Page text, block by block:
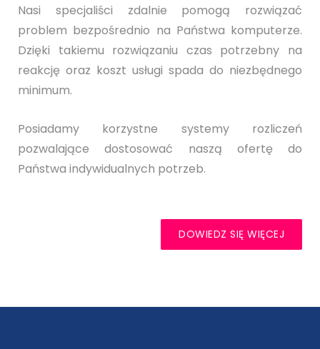
Nasi specjaliści zdalnie pomogą rozwiązać
problem bezpośrednio na Państwa komputerze.
Dzięki takiemu rozwiązaniu czas potrzebny na
reakcję oraz koszt usługi spada do niezbędnego
minimum.
Posiadamy korzystne systemy rozliczeń
pozwalające dostosować naszą ofertę do
Państwa indywidualnych potrzeb.
DOWIEDZ SIĘ WIĘCEJ